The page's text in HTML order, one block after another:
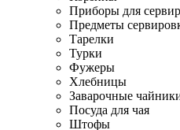
Приборы для
Предметы
Тарелки
Турки
Фужеры
Хлебницы
Заварочные
Посуда для чая
Штофы